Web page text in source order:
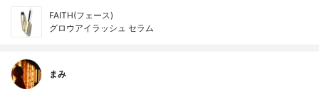
FAITH(フェース)
グロウアイラッシュ セラム
まみ